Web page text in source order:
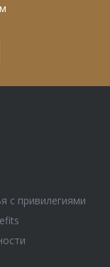
с привилегиями